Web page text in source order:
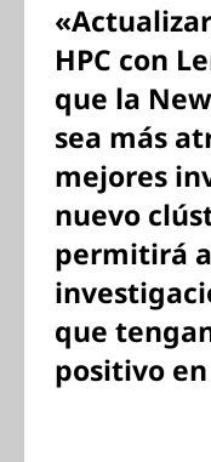
HPC con
que la
sea más
mejores
nuevo
permitirá
que
positivo